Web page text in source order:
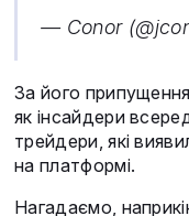
— Conor
За його
як інсайдери
трейдери, які
на платформі.
Нагадаємо,